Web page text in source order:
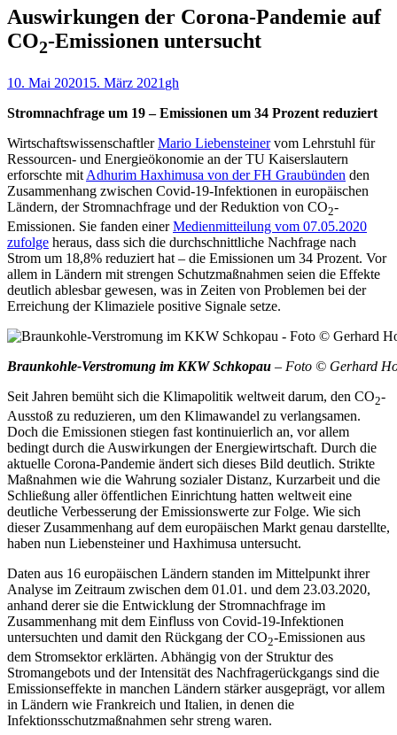
Auswirkungen der Corona-Pandemie auf
CO2-Emissionen untersucht
Veröffentlicht
10. Mai 202015. März 2021 Autor
gh
Stromnachfrage um 19 – Emissionen um 34 Prozent reduziert
WirtschaftswissenschaftlerMario Liebensteinervom Lehrstuhl für
Ressourcen- und Energieökonomie an der TU Kaiserslautern
erforschte mit Adhurim Haxhimusa von der FH Graubünden den
Zusammenhang zwischen Covid-19-Infektionen in europäischen
Ländern, der Stromnachfrage und der Reduktion von CO2-
Emissionen. Sie fanden einerMedienmitteilung vom 07.05.2020
zufolge heraus, dass sich die durchschnittliche Nachfrage nach
Strom um 18,8% reduziert hat – die Emissionen um 34 Prozent. Vor
allem in Ländern mit strengen Schutzmaßnahmen seien die Effekte
deutlich ablesbar gewesen, was in Zeiten von Problemen bei der
Erreichung der Klimaziele positive Signale setze.
Braunkohle-Verstromung im KKW Schkopau – Foto © Gerhard
Seit Jahren bemüht sich die Klimapolitik weltweit darum, den CO2-
Ausstoß zu reduzieren, um den Klimawandel zu verlangsamen.
Doch die Emissionen stiegen fast kontinuierlich an, vor allem
bedingt durch die Auswirkungen der Energiewirtschaft. Durch die
aktuelle Corona-Pandemie ändert sich dieses Bild deutlich. Strikte
Maßnahmen wie die Wahrung sozialer Distanz, Kurzarbeit und die
Schließung aller öffentlichen Einrichtung hatten weltweit eine
deutliche Verbesserung der Emissionswerte zur Folge. Wie sich
dieser Zusammenhang auf dem europäischen Markt genau darstellte,
haben nun Liebensteiner und Haxhimusa untersucht.
Daten aus 16 europäischen Ländern standen im Mittelpunkt ihrer
Analyse im Zeitraum zwischen dem 01.01. und dem 23.03.2020,
anhand derer sie die Entwicklung der Stromnachfrage im
Zusammenhang mit dem Einfluss von Covid-19-Infektionen
untersuchten und damit den Rückgang der CO2-Emissionen aus
dem Stromsektor erklärten. Abhängig von der Struktur des
Stromangebots und der Intensität des Nachfragerückgangs sind die
Emissionseffekte in manchen Ländern stärker ausgeprägt, vor allem
in Ländern wie Frankreich und Italien, in denen die
Infektionsschutzmaßnahmen sehr streng waren.